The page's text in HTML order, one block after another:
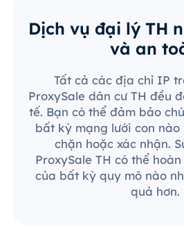
Dịch vụ đại lý TH
và an
Tất cả các địa chỉ IP
ProxySale dân cư TH đều
tế. Bạn có thể đảm bảo
bất kỳ mạng lưới con
chặn hoặc xác nhận.
ProxySale TH có thể
của bất kỳ quy mô nào
quả hơn.